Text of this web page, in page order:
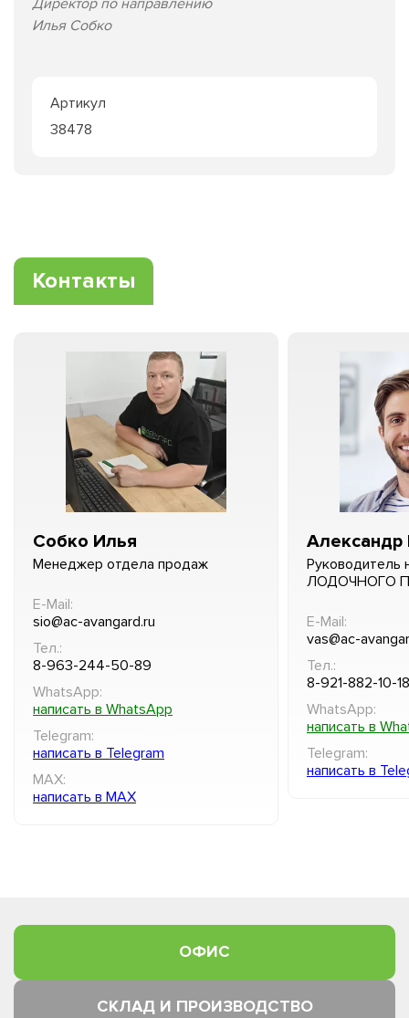
Илья Собко
Артикул
38478
Контакты
Собко Илья
Менеджер отдела продаж
E-Mail:
sio@ac-avangard.ru
Тел.:
8-963-244-50-89
WhatsApp:
написать в WhatsApp
Telegram:
написать в Telegram
MAX:
написать в MAX
Александр
Руководитель
ЛОДОЧНОГО
E-Mail:
vas@ac-
Тел.:
8-921-882-10-18
WhatsApp:
написать в
Telegram:
написать в
ОФИС
СКЛАД И ПРОИЗВОДСТВО